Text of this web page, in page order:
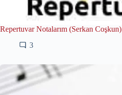
Repertuvar Notalarım (Serkan Coşkun)
3